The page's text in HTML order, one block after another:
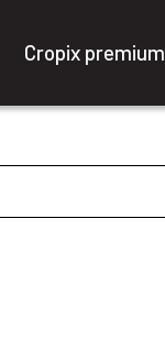
Cropix premium